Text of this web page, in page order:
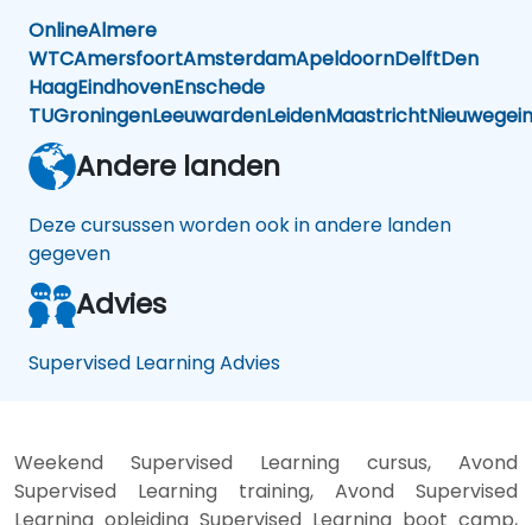
OnlineAlmere
WTCAmersfoortAmsterdamApeldoornDelftDen
HaagEindhovenEnschede
TUGroningenLeeuwardenLeidenMaastrichtNieuwegein
Andere landen
Deze cursussen worden ook in andere landen
gegeven
Advies
Supervised Learning Advies
Weekend Supervised Learning cursus, Avond
Supervised Learning training, Avond Supervised